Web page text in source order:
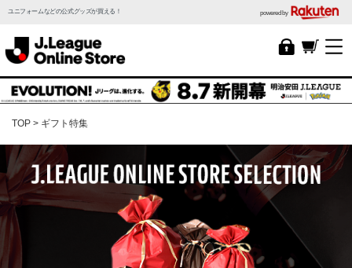
ユニフォームなどの公式グッズが買える！ powered by
TOP ギフト特集